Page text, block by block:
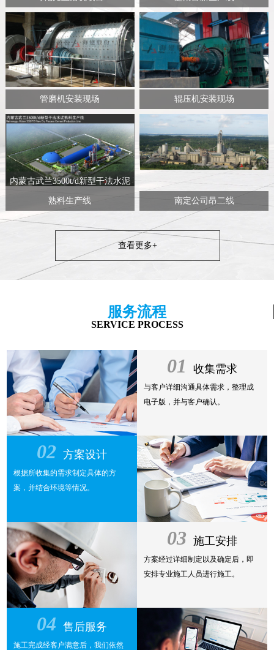
管磨机安装现场 辊压机安装现场
内蒙古武兰3500t/d新型干法水泥
熟料生产线 南定公司昂二线
查看更多+
服务流程
SERVICE PROCESS
01 收集需求
与客户详细沟通具体需求，整理成
电子版，并与客户确认。
02 方案设计
根据所收集的需求制定具体的方
案，并结合环境等情况。
03 施工安排
方案经过详细制定以及确定后，即
安排专业施工人员进行施工。
04 售后服务
施工完成经客户满意后，我们依然